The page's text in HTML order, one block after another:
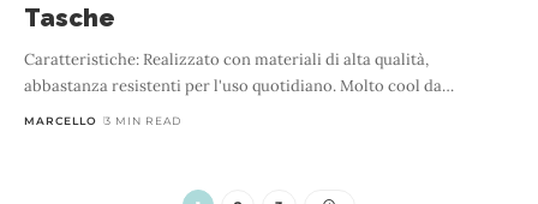
Tasche
Caratteristiche: Realizzato con materiali di alta qualità,
abbastanza resistenti per l'uso quotidiano. Molto cool da…
MARCELLO 3 MIN READ